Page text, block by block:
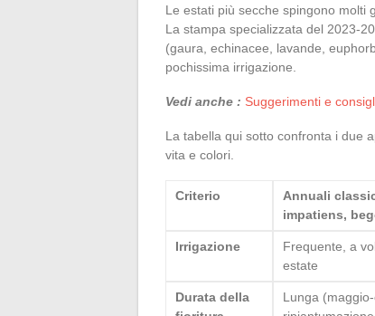
Le estati più secche spingono molti
La stampa specializzata del 2023-
(gaura, echinacee, lavande,
pochissima irrigazione.
Vedi anche : Suggerimenti e
La tabella qui sotto confronta i due
vita e colori.
Criterio
Annuali
impatiens,
Irrigazione
Frequente, a
estate
Durata della
Lunga